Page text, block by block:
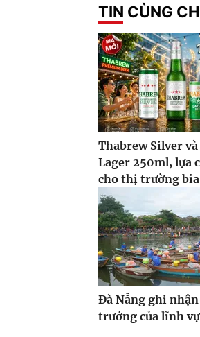
TIN CÙNG
Thabrew Silver
Lager 250ml, lựa
cho thị trường
Đà Nẵng ghi
trưởng của lĩnh